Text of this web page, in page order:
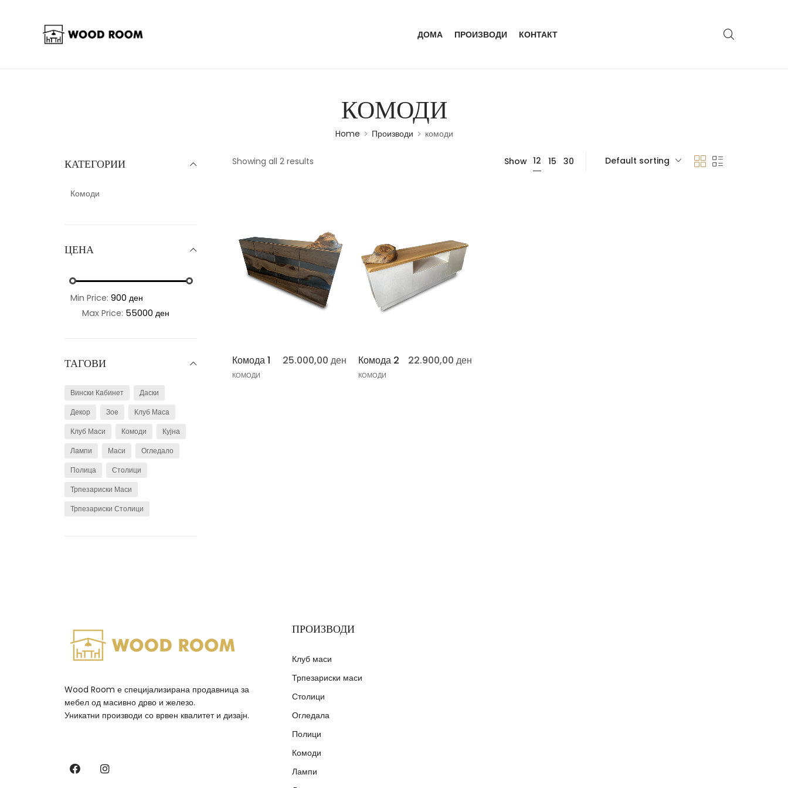
ДОМА ПРОИЗВОДИ КОНТАКТ
КОМОДИ
Home Производи комоди
КАТЕГОРИИ
Комоди
ЦЕНА
Min Price: 900 ден
Max Price: 55000 ден
ТАГОВИ
Вински Кабинет
Даски
Декор
Зое
Клуб Маса
Клуб Маси
Комоди
Кујна
Лампи
Маси
Огледало
Полица
Столици
Трпезариски Маси
Трпезариски Столици
Showing all 2 results Show 12 15 30 Default sorting
Комода 1
КОМОДИ
25.000,00 ден Комода 2
КОМОДИ
22.900,00 ден
Wood Room е специјализирана продавница за
мебел од масивно дрво и железо.
Уникатни производи со врвен квалитет и дизајн.
ПРОИЗВОДИ
Клуб маси
Трпезариски маси
Столици
Огледала
Полици
Комоди
Лампи